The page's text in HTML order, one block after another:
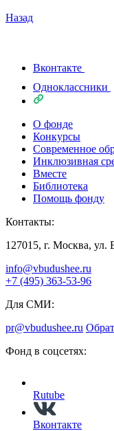
Назад
Вконтакте
Одноклассники
О фонде
Конкурсы
Современное
Инклюзивная
Вместе
Библиотека
Помощь фонду
Контакты:
127015, г. Москва, ул.
info@vbudushee.ru
+7 (495) 363-53-96
Для СМИ:
pr@vbudushee.ru
Фонд в соцсетях:
Rutube
Вконтакте